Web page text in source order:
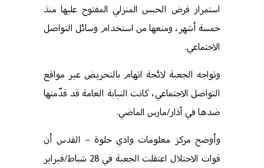
استمرار فرض الحبس المنزلي المفتوح عليها منذ
خمسة أشهر، ومنعها من استخدام وسائل التواصل
الاجتماعي.
وتواجه الجعبة لائحة اتهام بالتحريض عبر مواقع
التواصل الاجتماعي، كانت النيابة العامة قد قدّمتها
ضدها في آذار/مارس الماضي.
وأوضح مركز معلومات وادي حلوة – القدس أن
قوات الاحتلال اعتقلت الجعبة في 28 شباط/فبراير